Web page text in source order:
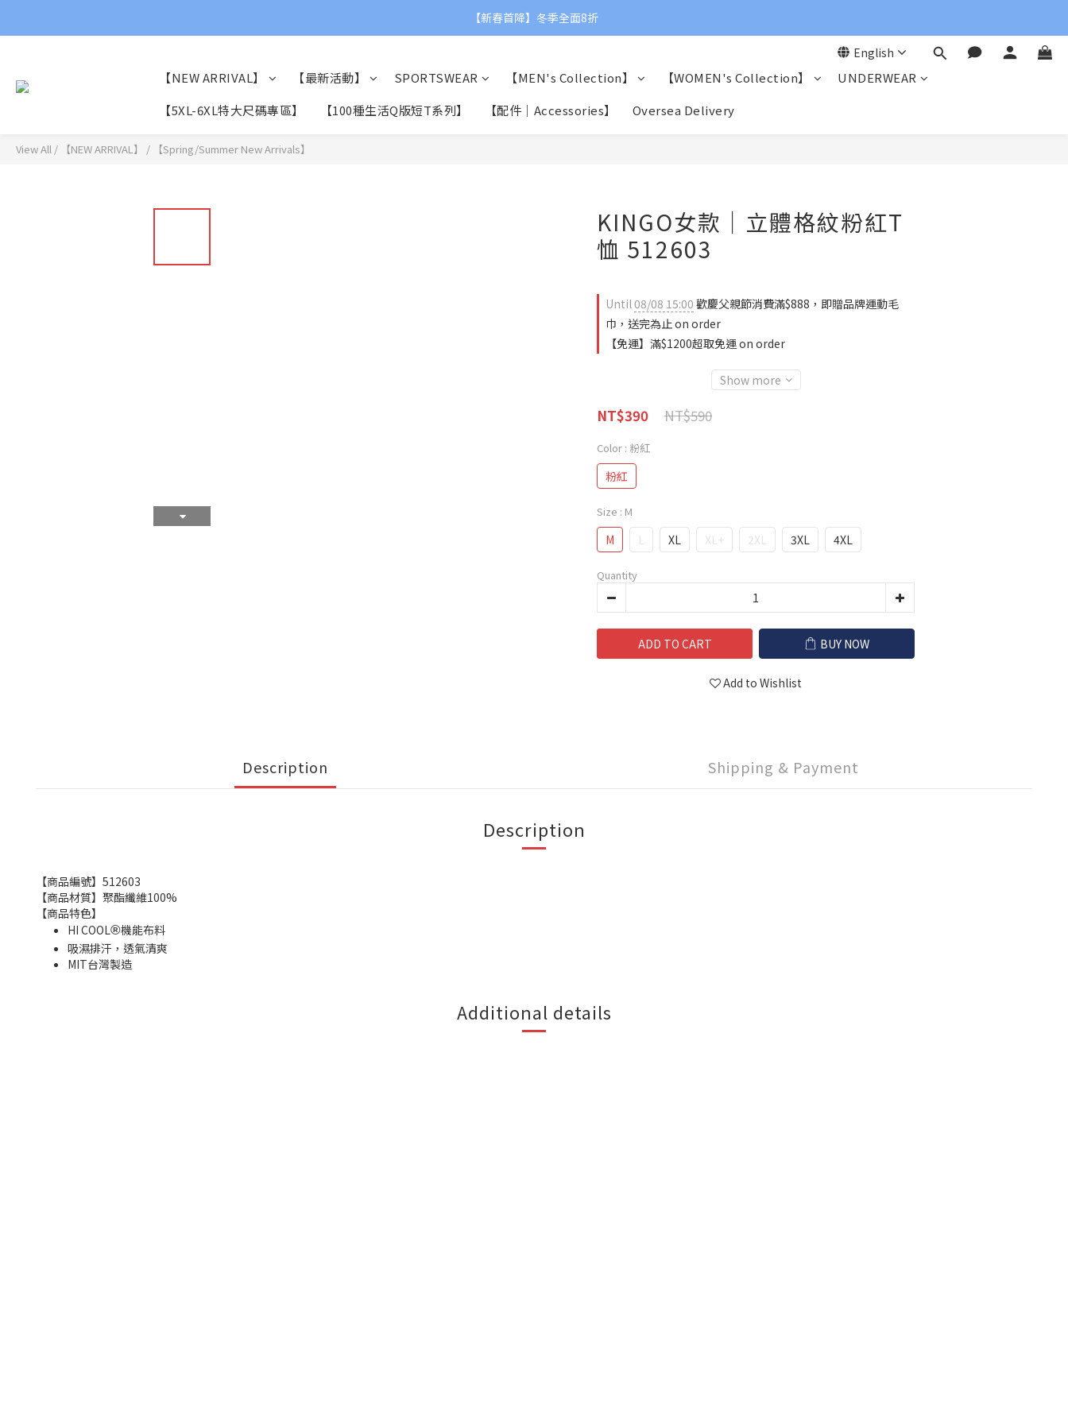
【父親節限定】滿額贈品牌運動毛巾👨❤
【新春首降】冬季全面8折
English
【NEW ARRIVAL】 【最新活動】 SPORTSWEAR 【MEN's Collection】 【WOMEN's Collection】
UNDERWEAR
【5XL-6XL特大尺碼專區】
【100種生活Q版短T系列】 【配件｜Accessories】 Oversea Delivery
View All / 【NEW ARRIVAL】 / 【Spring/Summer New Arrivals】
KINGO女款｜立體格紋粉紅T
恤 512603
Until08/08 15:00 歡慶父親節消費滿$888，即贈品牌運動毛
巾，送完為止 on order
【免運】滿$1200超取免運 on order
Show more
NT$590
NT$390
Color : 粉紅
粉紅
Size : M
M L XL XL+ 2XL 3XL 4XL
Quantity
ADD TO CART BUY NOW
Add to Wishlist
Description Shipping & Payment
Description
【商品編號】512603
【商品材質】聚酯纖維100%
【商品特色】
HI COOL®機能布料
吸濕排汗，透氣清爽
MIT台灣製造
Additional details